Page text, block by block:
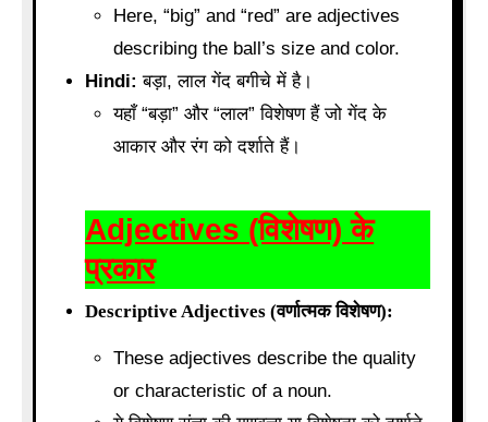
Here, “big” and “red” are adjectives
describing the ball’s size and color.
Hindi: बड़ा, लाल गेंद बगीचे में है।
यहाँ “बड़ा” और “लाल” विशेषण हैं जो गेंद के
आकार और रंग को दर्शाते हैं।
Adjectives (विशेषण) के
प्रकार
Descriptive Adjectives (वर्णात्मक विशेषण):
These adjectives describe the quality
or characteristic of a noun.